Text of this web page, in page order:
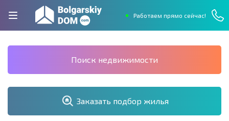
Работаем прямо сейчас!
Поиск недвижимости
Заказать подбор жилья